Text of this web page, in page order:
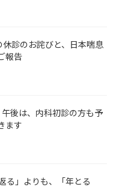
診のお詫びと、日本喘息
報告
後は、内科初診の方も予
ます
る」よりも、「年とる